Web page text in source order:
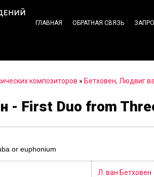
ГЛАВНАЯ ОБРАТНАЯ СВЯЗЬ
композиторов » Бетховен, Людвиг
- First Duo from
or euphonium
Л. ван Бетховен